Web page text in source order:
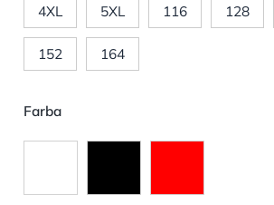
4XL 5XL 116 128
152 164
Farba